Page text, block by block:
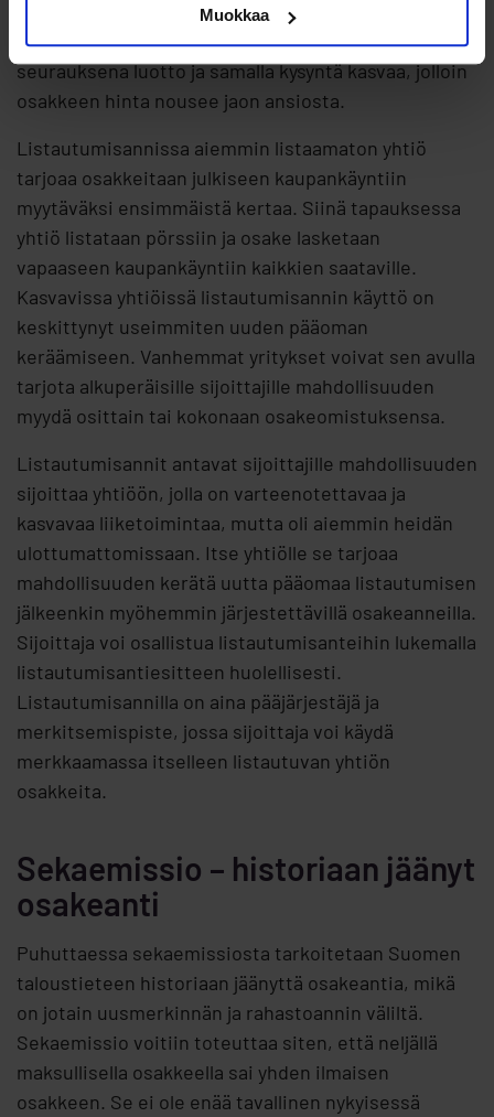
Muokkaa
tapahtunut muutoksia. Käytännössä osakkeen jako
auttaa osakkeen luottoa. On tavallista, että jaon
seurauksena luotto ja samalla kysyntä kasvaa, jolloin
osakkeen hinta nousee jaon ansiosta.
Listautumisannissa aiemmin listaamaton yhtiö
tarjoaa osakkeitaan julkiseen kaupankäyntiin
myytäväksi ensimmäistä kertaa. Siinä tapauksessa
yhtiö listataan pörssiin ja osake lasketaan
vapaaseen kaupankäyntiin kaikkien saataville.
Kasvavissa yhtiöissä listautumisannin käyttö on
keskittynyt useimmiten uuden pääoman
keräämiseen. Vanhemmat yritykset voivat sen avulla
tarjota alkuperäisille sijoittajille mahdollisuuden
myydä osittain tai kokonaan osakeomistuksensa.
Listautumisannit antavat sijoittajille mahdollisuuden
sijoittaa yhtiöön, jolla on varteenotettavaa ja
kasvavaa liiketoimintaa, mutta oli aiemmin heidän
ulottumattomissaan. Itse yhtiölle se tarjoaa
mahdollisuuden kerätä uutta pääomaa listautumisen
jälkeenkin myöhemmin järjestettävillä osakeanneilla.
Sijoittaja voi osallistua listautumisanteihin lukemalla
listautumisantiesitteen huolellisesti.
Listautumisannilla on aina pääjärjestäjä ja
merkitsemispiste, jossa sijoittaja voi käydä
merkkaamassa itselleen listautuvan yhtiön
osakkeita.
Sekaemissio – historiaan jäänyt
osakeanti
Puhuttaessa sekaemissiosta tarkoitetaan Suomen
taloustieteen historiaan jäänyttä osakeantia, mikä
on jotain uusmerkinnän ja rahastoannin väliltä.
Sekaemissio voitiin toteuttaa siten, että neljällä
maksullisella osakkeella sai yhden ilmaisen
osakkeen. Se ei ole enää tavallinen nykyisessä